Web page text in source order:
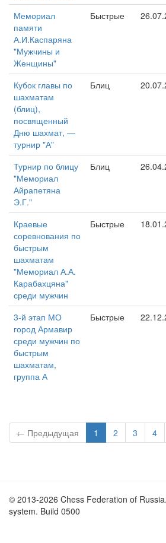
Мемориал
памяти
А.И.Каспаряна
"Мужчины и
Женщины"
Быстрые
Кубок главы по
шахматам
(блиц),
посвященный
Дню шахмат, —
турнир "А"
Блиц
Турнир по блицу
"Мемориал
Айрапетяна
Э.Г."
Блиц
Краевые
соревнования по
быстрым
шахматам
"Мемориал А.А.
Карабахцяна"
среди мужчин
Быстрые
3-й этап МО
город Армавир
среди мужчин по
быстрым
шахматам,
группа А
Быстрые
← Предыдущая 1 2 3 4
© 2013-2026 Chess Federation of
system. Build 0500